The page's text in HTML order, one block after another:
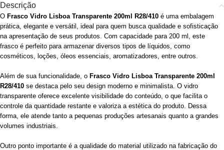
Descrição
O Frasco Vidro Lisboa Transparente 200ml R28/410 é uma embalagem
prática, elegante e versátil, ideal para quem busca qualidade e sofisticação
na apresentação de seus produtos. Com capacidade para 200 ml, este
frasco é perfeito para armazenar diversos tipos de líquidos, como
cosméticos, loções, óleos essenciais, aromatizadores, entre outros.
Além de sua funcionalidade, o Frasco Vidro Lisboa Transparente 200ml
R28/410 se destaca pelo seu design moderno e minimalista. O vidro
transparente oferece excelente visibilidade do conteúdo, o que facilita o
controle da quantidade restante e valoriza a estética do produto. Dessa
forma, ele atende tanto a pequenas produções artesanais quanto a grandes
volumes industriais.
Outro ponto importante é a qualidade do material utilizado na fabricação do